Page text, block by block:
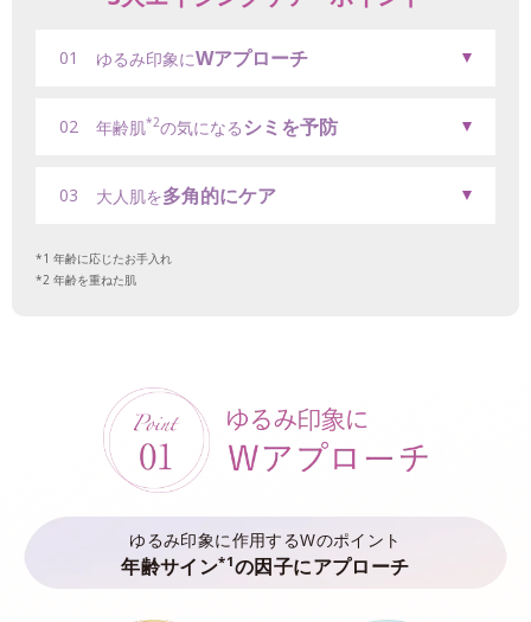
01 ゆるみ印象にWアプローチ
02 年齢肌*2の気になる シミを予防
03 大人肌を多角的にケア
年齢に応じたお手入れ
年齢を重ねた肌
ゆるみ印象に作用するWのポイント
年齢サイン*1の因子にアプローチ